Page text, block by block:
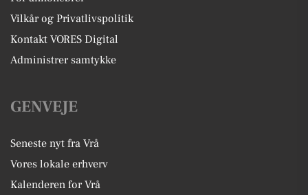
Vilkår og Privatlivspolitik
Kontakt VORES Digital
Administrer samtykke
GENVEJE
Seneste nyt fra Vrå
Vores lokale erhverv
Kalenderen for Vrå